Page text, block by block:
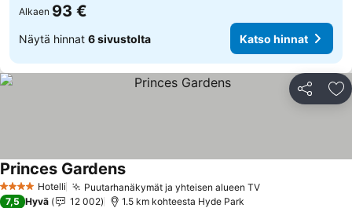
Alkaen 93 €
Näytä hinnat 6 sivustolta Katso hinnat
Jaa
4 Tähtiluokitus
Hotelli Puutarhanäkymät ja yhteisen alueen TV
Princes Gardens
7,5 Hyvä 12 002 1.5 km kohteesta Hyde Park